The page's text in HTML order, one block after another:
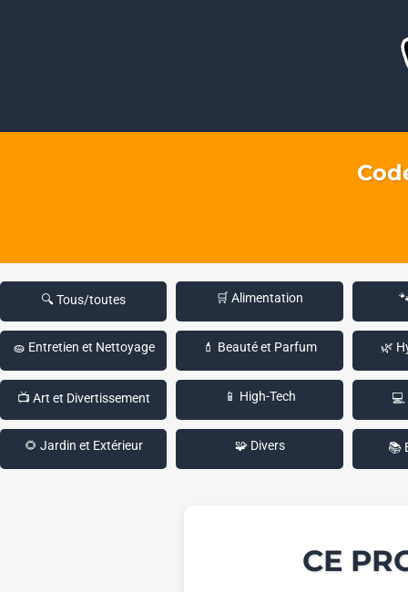
🔍 Tous/toutes 🛒 Alimentation
🧽 Entretien et Nettoyage 💄 Beauté et Parfum 🌿
📺 Art et Divertissement 📱 High-Tech 💻
🌻 Jardin et Extérieur 🧩 Divers 📚
CE